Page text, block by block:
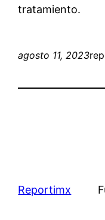
tratamiento.
agosto 11, 2023
Reportimx